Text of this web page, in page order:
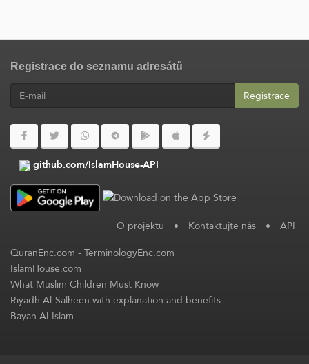
Registrace do seznamu adresátů
Registrace
github.com/IslamHouse-API
O projektu • Kontaktujte nás • API
QuranEnc.com-TerminologyEnc.com
IslamHouse.com
What Muslim Children Must Know
Riyadh Al-Salheen with explanation and benefits
Bayan Al-Islam